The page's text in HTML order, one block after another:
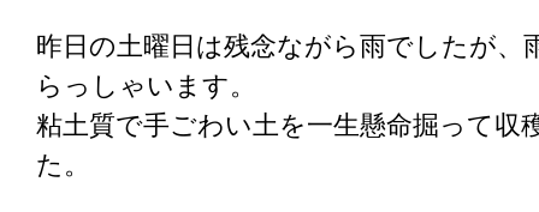
昨日の土曜日は残念ながら雨でしたが、
らっしゃいます。
粘土質で手ごわい土を一生懸命掘って
た。